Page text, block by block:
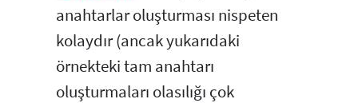
anahtarlar oluşturması nispeten
kolaydır (ancak yukarıdaki
örnekteki tam anahtarı
oluşturmaları olasılığı çok